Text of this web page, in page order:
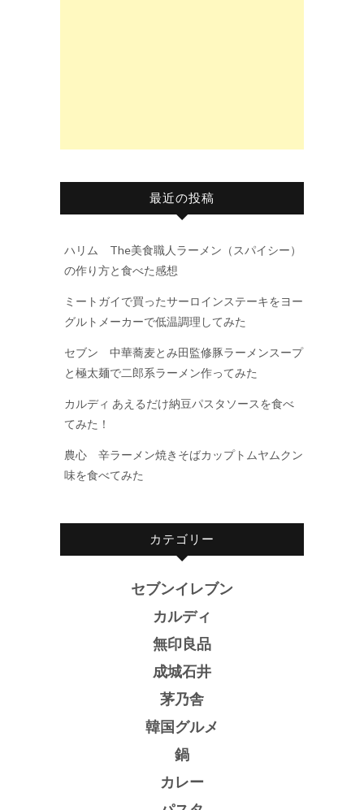
最近の投稿
ハリム The美食職人ラーメン（スパイシー）
の作り方と食べた感想
ミートガイで買ったサーロインステーキをヨー
グルトメーカーで低温調理してみた
セブン 中華蕎麦とみ田監修豚ラーメンスープ
と極太麺で二郎系ラーメン作ってみた
カルディ あえるだけ納豆パスタソースを食べ
てみた！
農心 辛ラーメン焼きそばカップトムヤムクン
味を食べてみた
カテゴリー
セブンイレブン
カルディ
無印良品
成城石井
茅乃舎
韓国グルメ
鍋
カレー